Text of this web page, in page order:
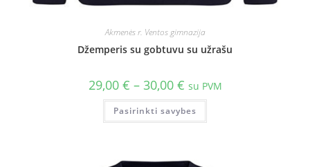
Akmenės r. Ventos gimnazija
Džemperis su gobtuvu su užrašu
29,00 € – 30,00 € su PVM
Pasirinkti savybes